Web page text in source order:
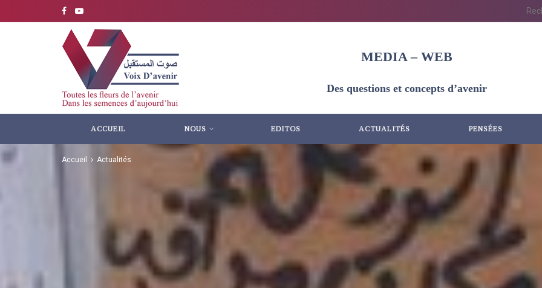
MEDIA – WEB
Des questions et concepts d’avenir
ACCUEIL NOUS EDITOS ACTUALITÉS PENSÉES
Accueil Actualités